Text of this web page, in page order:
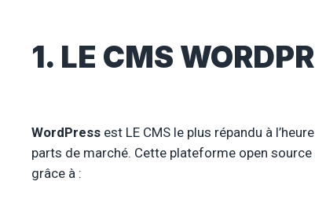
1. LE CMS
WordPress est LE CMS le plus répandu à
parts de marché. Cette plateforme open
grâce à :